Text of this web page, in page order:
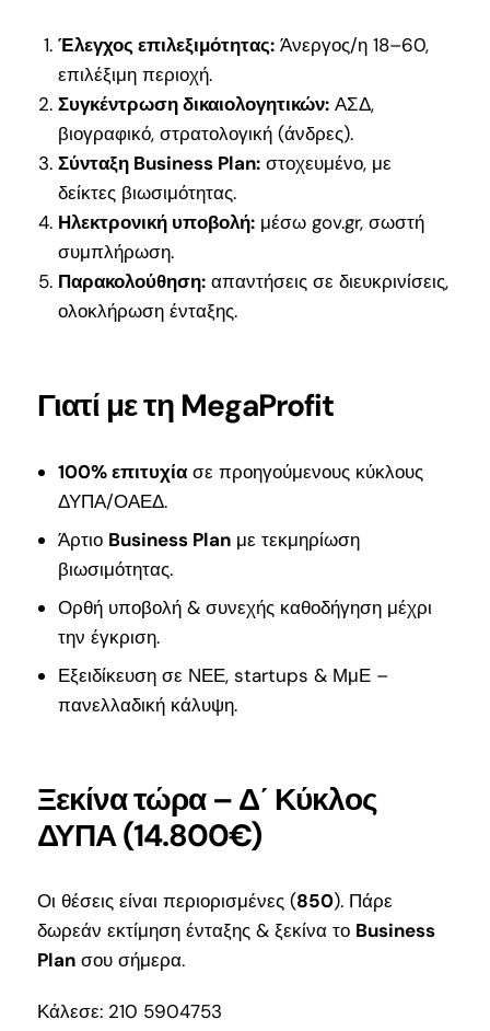
Έλεγχος επιλεξιμότητας: Άνεργος/η 18–60,
επιλέξιμη περιοχή.
Συγκέντρωση δικαιολογητικών: ΑΣΔ,
βιογραφικό, στρατολογική (άνδρες).
Σύνταξη Business Plan: στοχευμένο, με
δείκτες βιωσιμότητας.
Ηλεκτρονική υποβολή: μέσω gov.gr, σωστή
συμπλήρωση.
Παρακολούθηση: απαντήσεις σε διευκρινίσεις,
ολοκλήρωση ένταξης.
Γιατί με τη MegaProfit
100% επιτυχία σε προηγούμενους κύκλους
ΔΥΠΑ/ΟΑΕΔ.
Άρτιο Business Plan με τεκμηρίωση
βιωσιμότητας.
Ορθή υποβολή & συνεχής καθοδήγηση μέχρι
την έγκριση.
Εξειδίκευση σε ΝΕΕ, startups & ΜμΕ –
πανελλαδική κάλυψη.
Ξεκίνα τώρα – Δ΄ Κύκλος
ΔΥΠΑ (14.800€)
Οι θέσεις είναι περιορισμένες (850). Πάρε
δωρεάν εκτίμηση ένταξης & ξεκίνα το Business
Plan σου σήμερα.
Κάλεσε: 210 5904753